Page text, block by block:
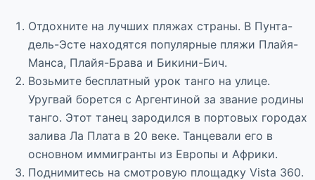
Отдохните на лучших пляжах страны. В Пунта-
дель-Эсте находятся популярные пляжи Плайя-
Манса, Плайя-Брава и Бикини-Бич.
Возьмите бесплатный урок танго на улице.
Уругвай борется с Аргентиной за звание родины
танго. Этот танец зародился в портовых городах
залива Ла Плата в 20 веке. Танцевали его в
основном иммигранты из Европы и Африки.
Поднимитесь на смотровую площадку Vista 360.